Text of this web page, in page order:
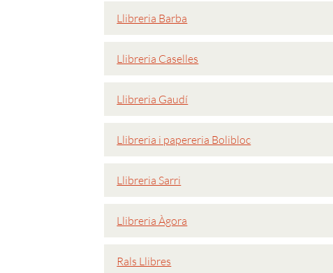
Llibreria Barba
Llibreria Caselles
Llibreria Gaudí
Llibreria i papereria Bolibloc
Llibreria Sarri
Llibreria Àgora
Rals Llibres